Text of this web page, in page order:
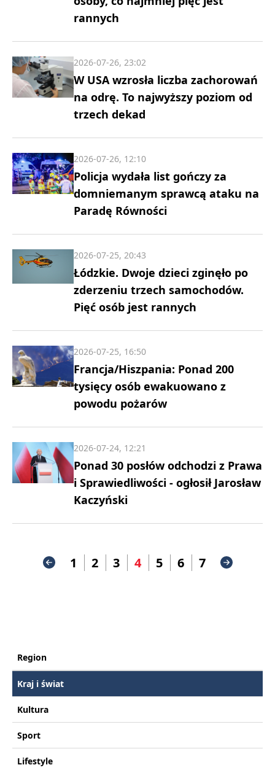
rannych
W USA wzrosła liczba zachorowań
na odrę. To najwyższy poziom od
trzech dekad
2026-07-26, 23:02
Policja wydała list gończy za
domniemanym sprawcą ataku na
Paradę Równości
2026-07-26, 12:10
Łódzkie. Dwoje dzieci zginęło po
zderzeniu trzech samochodów.
Pięć osób jest rannych
2026-07-25, 20:43
Francja/Hiszpania: Ponad 200
tysięcy osób ewakuowano z
powodu pożarów
2026-07-25, 16:50
Ponad 30 posłów odchodzi z Prawa
i Sprawiedliwości - ogłosił Jarosław
Kaczyński
2026-07-24, 12:21
1 2 3 4 5 6 7
Region
Kraj i świat
Kultura
Sport
Lifestyle